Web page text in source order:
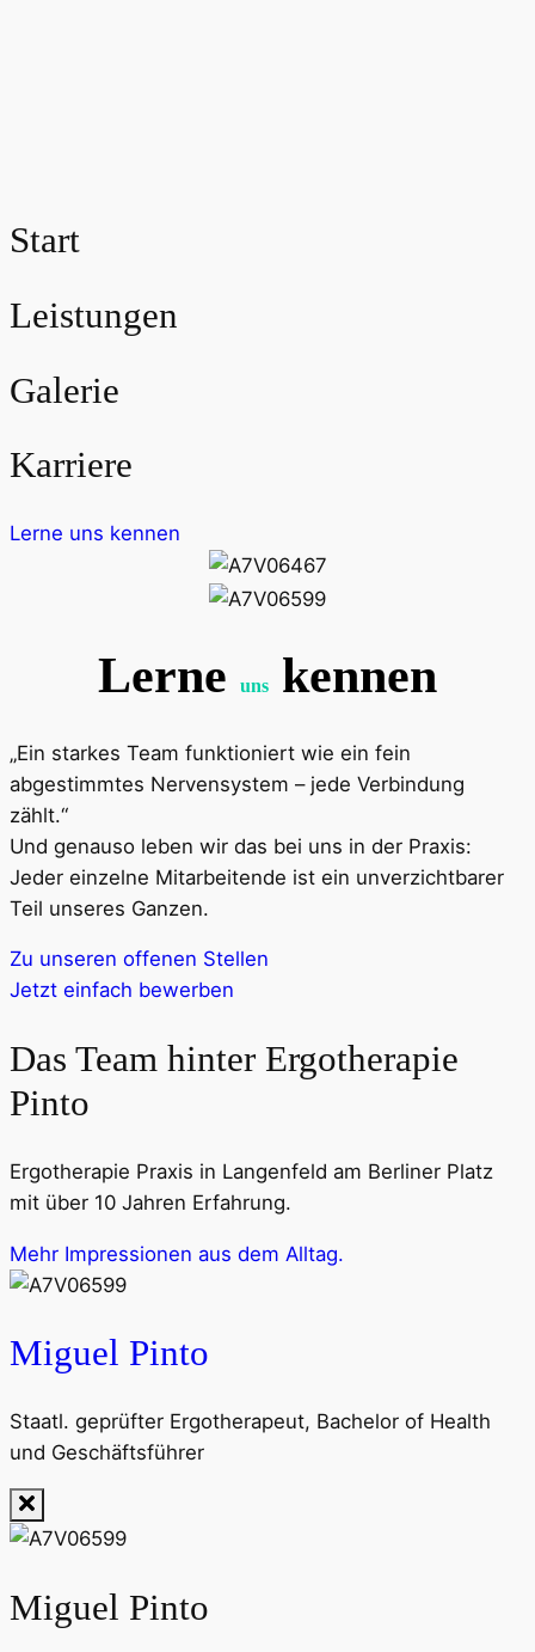
Start
Leistungen
Galerie
Karriere
Lerne uns kennen
Lerne uns kennen
„Ein starkes Team funktioniert wie ein fein
abgestimmtes Nervensystem – jede Verbindung
zählt.“
Und genauso leben wir das bei uns in der Praxis:
Jeder einzelne Mitarbeitende ist ein unverzichtbarer
Teil unseres Ganzen.
Zu unseren offenen Stellen
Jetzt einfach bewerben
Das Team hinter Ergotherapie
Pinto
Ergotherapie Praxis in Langenfeld am Berliner Platz
mit über 10 Jahren Erfahrung.
Mehr Impressionen aus dem Alltag.
Miguel Pinto
Staatl. geprüfter Ergotherapeut, Bachelor of Health
und Geschäftsführer
Miguel Pinto